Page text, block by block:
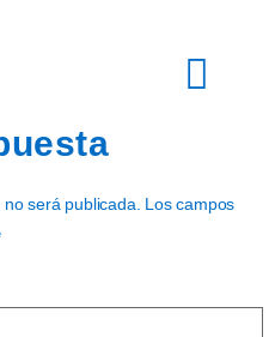
será publicada. Los campos